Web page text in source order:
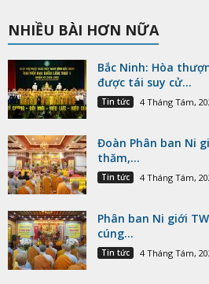
NHIỀU BÀI HƠN NỮA
Bắc Ninh: Hòa
được tái suy cử...
Tin tức 4 Tháng Tám,
Đoàn Phân ban Ni
thăm,...
Tin tức 4 Tháng Tám,
Phân ban Ni giới
cúng...
Tin tức 4 Tháng Tám,